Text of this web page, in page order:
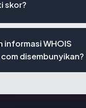
skor?
informasi WHOIS
disembunyikan?